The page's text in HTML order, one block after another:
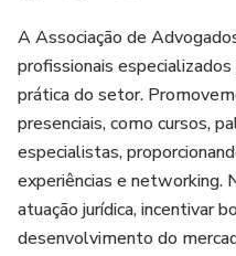
A Associação de
profissionais
prática do setor.
presenciais, como cursos,
especialistas,
experiências e networking.
atuação jurídica, incentivar
desenvolvimento do